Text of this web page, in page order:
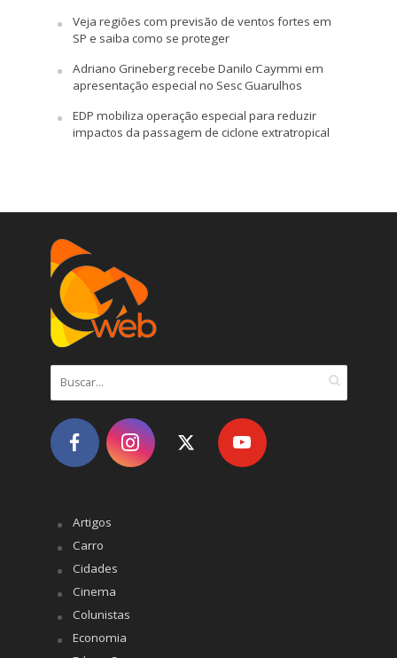
Veja regiões com previsão de ventos fortes em
SP e saiba como se proteger
Adriano Grineberg recebe Danilo Caymmi em
apresentação especial no Sesc Guarulhos
EDP mobiliza operação especial para reduzir
impactos da passagem de ciclone extratropical
Artigos
Carro
Cidades
Cinema
Colunistas
Economia